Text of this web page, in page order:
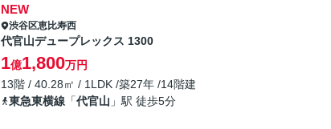
NEW
渋谷区恵比寿西
代官山デュープレックス 1300
1億1,800万円
13階 / 40.28㎡ / 1LDK /築27年 /14階建
東急東横線 「代官山 」駅 徒歩5分